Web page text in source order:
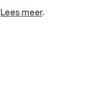
Lees meer.